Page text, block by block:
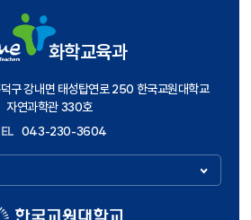
화학교육과
구 강내면 태성탑연로 250 한국교원대학교
자연과학관 330호
043-230-3604